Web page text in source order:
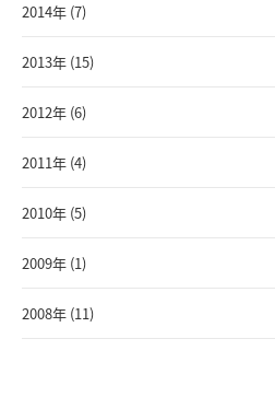
2014年 (7)
2013年 (15)
2012年 (6)
2011年 (4)
2010年 (5)
2009年 (1)
2008年 (11)